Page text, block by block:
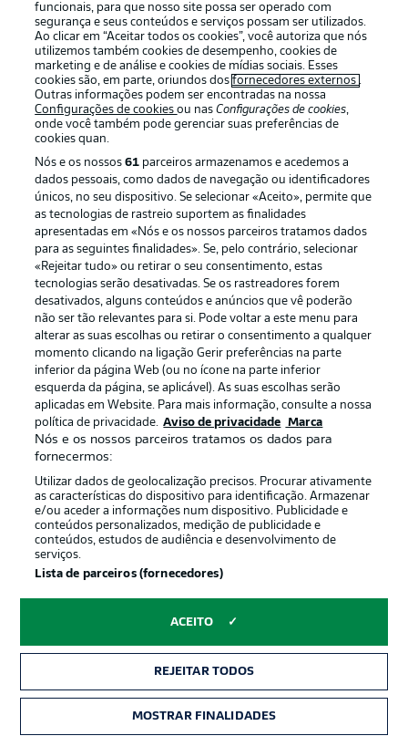
Football as it’s meant to be
APLICATIVO DA BUNDESLIGA
Oferecido por
Gerir preferências Aviso de privacidade
Trabalhe conosco
Marca Contato
funcionais, para que nosso site possa ser operado com
segurança e seus conteúdos e serviços possam ser utilizados.
Ao clicar em “Aceitar todos os cookies”, você autoriza que nós
utilizemos também cookies de desempenho, cookies de
marketing e de análise e cookies de mídias sociais. Esses
cookies são, em parte, oriundos dosfornecedores externos .
Outras informações podem ser encontradas na nossa
Configurações de cookiesou nasConfigurações de cookies,
onde você também pode gerenciar suas preferências de
cookies quan.
Nós e os nossos61 parceiros armazenamos e acedemos a
dados pessoais, como dados de navegação ou identificadores
únicos, no seu dispositivo. Se selecionar «Aceito», permite que
as tecnologias de rastreio suportem as finalidades
apresentadas em «Nós e os nossos parceiros tratamos dados
para as seguintes finalidades». Se, pelo contrário, selecionar
«Rejeitar tudo» ou retirar o seu consentimento, estas
tecnologias serão desativadas. Se os rastreadores forem
desativados, alguns conteúdos e anúncios que vê poderão
não ser tão relevantes para si. Pode voltar a este menu para
alterar as suas escolhas ou retirar o consentimento a qualquer
momento clicando na ligação Gerir preferências na parte
inferior da página Web (ou no ícone na parte inferior
esquerda da página, se aplicável). As suas escolhas serão
aplicadas em Website. Para mais informação, consulte a nossa
política de privacidade. Aviso de privacidade Marca
Nós e os nossos parceiros tratamos os dados para
fornecermos:
Utilizar dados de geolocalização precisos. Procurar ativamente
as características do dispositivo para identificação. Armazenar
e/ou aceder a informações num dispositivo. Publicidade e
conteúdos personalizados, medição de publicidade e
conteúdos, estudos de audiência e desenvolvimento de
serviços.
Lista de parceiros (fornecedores)
ACEITO
REJEITAR TODOS
MOSTRAR FINALIDADES